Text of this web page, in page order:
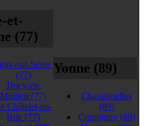
et-
(77)
sur-Seine
(77)
Trocy-en-
Multien(77)
Châtelet-en-
Brie(77)
Yonne (89)
Chassignelles
(89)
Compigny (89)